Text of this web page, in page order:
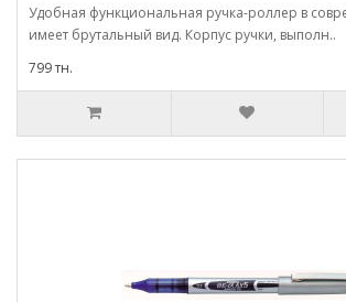
Удобная функциональная ручка-роллер в
имеет брутальный вид. Корпус ручки, выполн..
799 тн.